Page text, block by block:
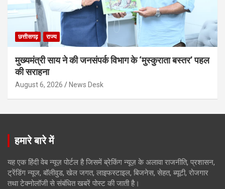
छत्तीसगढ़ राज्य
मुख्यमंत्री साय ने की जनसंपर्क विभाग के ‘मुस्कुराता बस्तर’ पहल
की सराहना
August 6, 2026 News Desk
हमारे बारे में
यह एक हिंदी वेब न्यूज़ पोर्टल है जिसमें ब्रेकिंग न्यूज़ के अलावा राजनीति, प्रशासन,
ट्रेंडिंग न्यूज, बॉलीवुड, खेल जगत, लाइफस्टाइल, बिजनेस, सेहत, ब्यूटी, रोजगार
तथा टेक्नोलॉजी से संबंधित खबरें पोस्ट की जाती है।